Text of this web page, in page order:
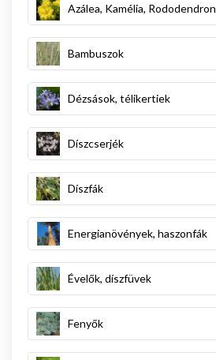
Azálea, Kamélia, Rododendron
Bambuszok
Dézsások, télikertiek
Díszcserjék
Díszfák
Energianövények, haszonfák
Évelők, díszfüvek
Fenyők